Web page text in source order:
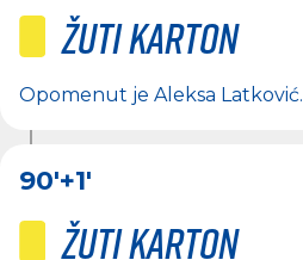
Žuti karton
Opomenut je Aleksa Latković.
90'+1'
Žuti karton